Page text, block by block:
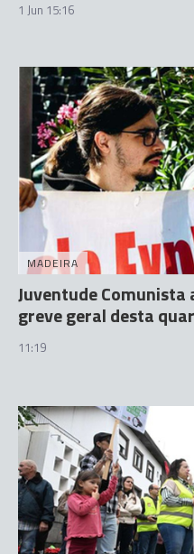
1 Jun 15:16
MADEIRA
Juventude
greve geral desta
11:19